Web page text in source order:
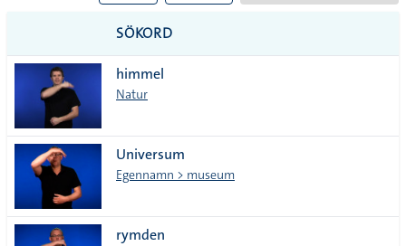
till
alla i
lista
SÖKORD
himmel
Natur
Universum
Egennamn > museum
rymden